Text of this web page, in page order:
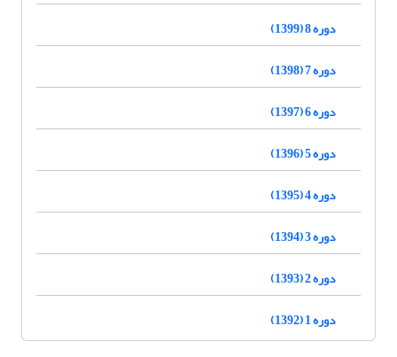
دوره 8 (1399)
دوره 7 (1398)
دوره 6 (1397)
دوره 5 (1396)
دوره 4 (1395)
دوره 3 (1394)
دوره 2 (1393)
دوره 1 (1392)